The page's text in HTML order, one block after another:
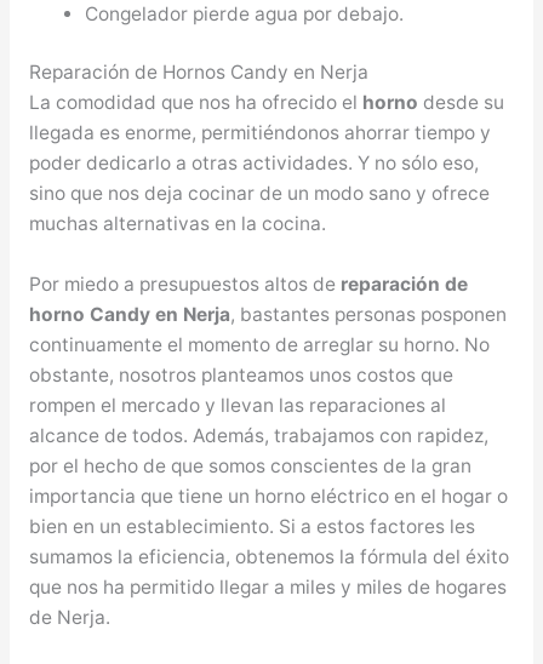
Congelador pierde agua por debajo.
Reparación de Hornos Candy en Nerja
La comodidad que nos ha ofrecido el horno desde su
llegada es enorme, permitiéndonos ahorrar tiempo y
poder dedicarlo a otras actividades. Y no sólo eso,
sino que nos deja cocinar de un modo sano y ofrece
muchas alternativas en la cocina.
Por miedo a presupuestos altos de reparación de
horno Candy en Nerja, bastantes personas posponen
continuamente el momento de arreglar su horno. No
obstante, nosotros planteamos unos costos que
rompen el mercado y llevan las reparaciones al
alcance de todos. Además, trabajamos con rapidez,
por el hecho de que somos conscientes de la gran
importancia que tiene un horno eléctrico en el hogar o
bien en un establecimiento. Si a estos factores les
sumamos la eficiencia, obtenemos la fórmula del éxito
que nos ha permitido llegar a miles y miles de hogares
de Nerja.